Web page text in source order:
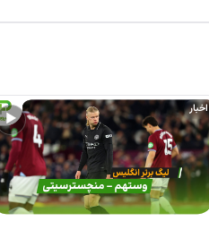
▶
اخبار